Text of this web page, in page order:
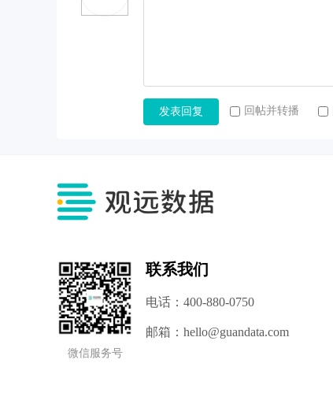
发表回复 回帖并转播
微信服务号
联系我们
电话：400-880-0750
邮箱：hello@guandata.com